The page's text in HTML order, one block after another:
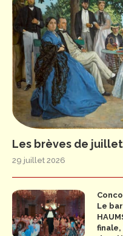
Les brèves de
29 juillet 2026
Le